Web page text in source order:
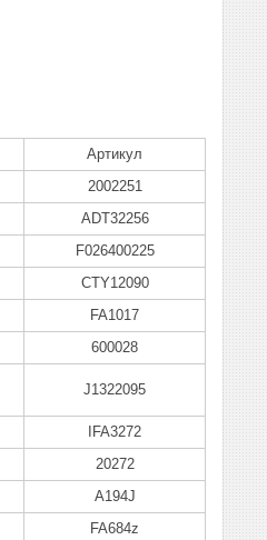
Артикул
2002251
ADT32256
F026400225
CTY12090
FA1017
600028
J1322095
IFA3272
20272
A194J
FA684z